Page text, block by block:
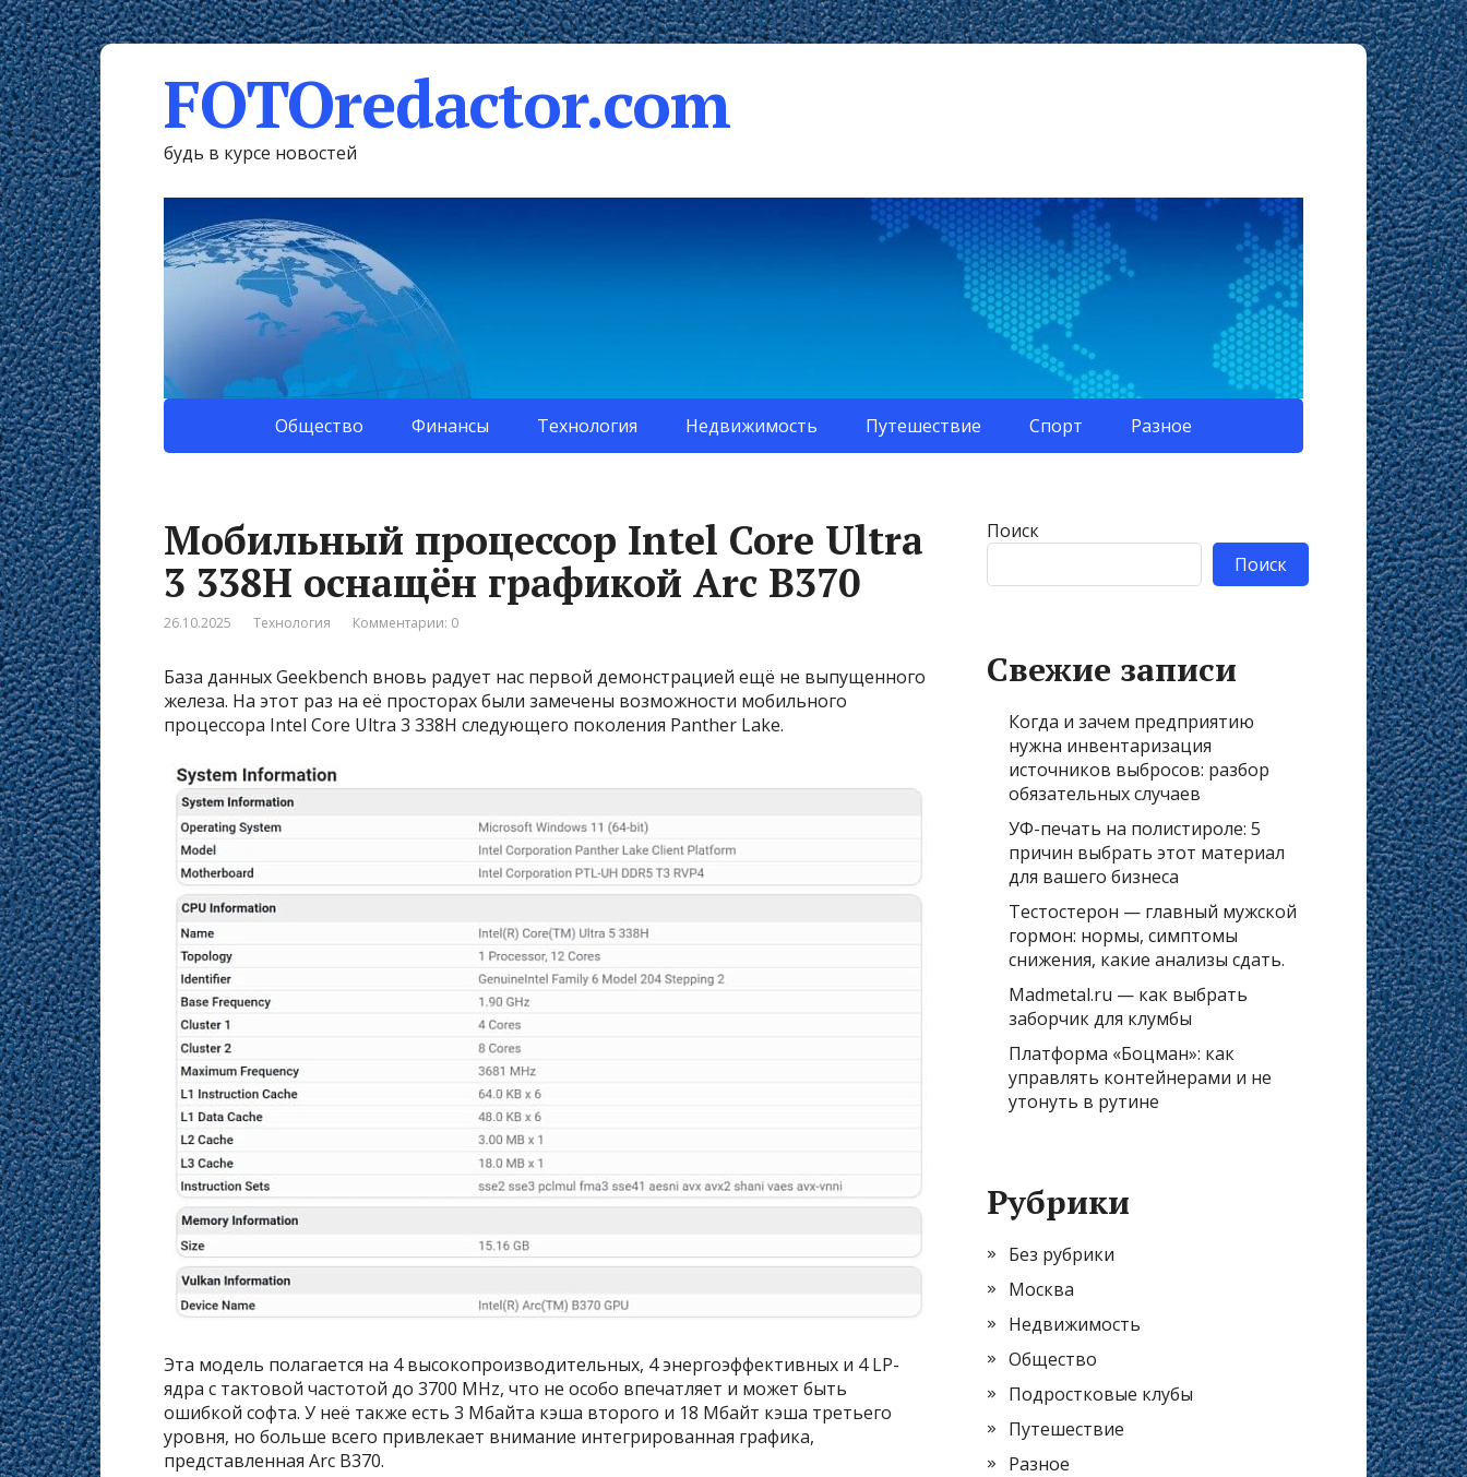
FOTOredactor.com
будь в курсе новостей
Общество Финансы Технология Недвижимость Путешествие Спорт Разное
Мобильный процессор Intel Core Ultra
3 338H оснащён графикой Arc B370
26.10.2025 Технология Комментарии: 0
База данных Geekbench вновь радует нас первой демонстрацией ещё не выпущенного
железа. На этот раз на её просторах были замечены возможности мобильного
процессора Intel Core Ultra 3 338H следующего поколения Panther Lake.
Эта модель полагается на 4 высокопроизводительных, 4 энергоэффективных и 4 LP-
ядра с тактовой частотой до 3700 MHz, что не особо впечатляет и может быть
ошибкой софта. У неё также есть 3 Мбайта кэша второго и 18 Мбайт кэша третьего
уровня, но больше всего привлекает внимание интегрированная графика,
представленная Arc B370.
Поиск
Поиск
Свежие записи
Когда и зачем предприятию
нужна инвентаризация
источников выбросов: разбор
обязательных случаев
УФ-печать на полистироле: 5
причин выбрать этот материал
для вашего бизнеса
Тестостерон — главный мужской
гормон: нормы, симптомы
снижения, какие анализы сдать.
Madmetal.ru — как выбрать
заборчик для клумбы
Платформа «Боцман»: как
управлять контейнерами и не
утонуть в рутине
Рубрики
Без рубрики
Москва
Недвижимость
Общество
Подростковые клубы
Путешествие
Разное